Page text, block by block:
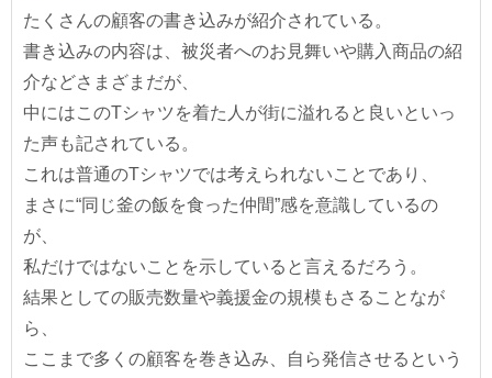
たくさんの顧客の書き込みが紹介されている。
書き込みの内容は、被災者へのお見舞いや購入商品の紹
介などさまざまだが、
中にはこのTシャツを着た人が街に溢れると良いといっ
た声も記されている。
これは普通のTシャツでは考えられないことであり、
まさに“同じ釜の飯を食った仲間”感を意識しているの
が、
私だけではないことを示していると言えるだろう。
結果としての販売数量や義援金の規模もさることなが
ら、
ここまで多くの顧客を巻き込み、自ら発信させるという